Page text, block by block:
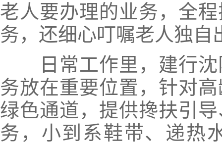
老人要办理的业务，全
务，还细心叮嘱老人独自
日常工作里，建行沈
务放在重要位置，针对
绿色通道，提供搀扶引
务，小到系鞋带、递热